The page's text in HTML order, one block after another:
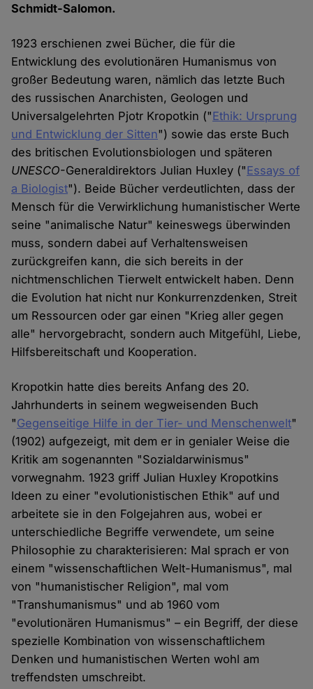
Schmidt-Salomon.
1923 erschienen zwei Bücher, die für die
Entwicklung des evolutionären Humanismus von
großer Bedeutung waren, nämlich das letzte Buch
des russischen Anarchisten, Geologen und
Universalgelehrten Pjotr Kropotkin ("Ethik: Ursprung
und Entwicklung der Sitten") sowie das erste Buch
des britischen Evolutionsbiologen und späteren
UNESCO-Generaldirektors Julian Huxley ("Essays of
a Biologist"). Beide Bücher verdeutlichten, dass der
Mensch für die Verwirklichung humanistischer Werte
seine "animalische Natur" keineswegs überwinden
muss, sondern dabei auf Verhaltensweisen
zurückgreifen kann, die sich bereits in der
nichtmenschlichen Tierwelt entwickelt haben. Denn
die Evolution hat nicht nur Konkurrenzdenken, Streit
um Ressourcen oder gar einen "Krieg aller gegen
alle" hervorgebracht, sondern auch Mitgefühl, Liebe,
Hilfsbereitschaft und Kooperation.
Kropotkin hatte dies bereits Anfang des 20.
Jahrhunderts in seinem wegweisenden Buch
"Gegenseitige Hilfe in der Tier- und Menschenwelt"
(1902) aufgezeigt, mit dem er in genialer Weise die
Kritik am sogenannten "Sozialdarwinismus"
vorwegnahm. 1923 griff Julian Huxley Kropotkins
Ideen zu einer "evolutionistischen Ethik" auf und
arbeitete sie in den Folgejahren aus, wobei er
unterschiedliche Begriffe verwendete, um seine
Philosophie zu charakterisieren: Mal sprach er von
einem "wissenschaftlichen Welt-Humanismus", mal
von "humanistischer Religion", mal vom
"Transhumanismus" und ab 1960 vom
"evolutionären Humanismus" – ein Begriff, der diese
spezielle Kombination von wissenschaftlichem
Denken und humanistischen Werten wohl am
treffendsten umschreibt.